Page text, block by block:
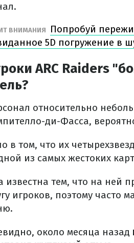
ВНИМАНИЯ
Попробуй
5D погружение в
ARC Raiders
относительно
ди-Фасса,
в том, что их
из самых жестоких
известна тем, что на ней
игроков, поэтому
около месяца назад